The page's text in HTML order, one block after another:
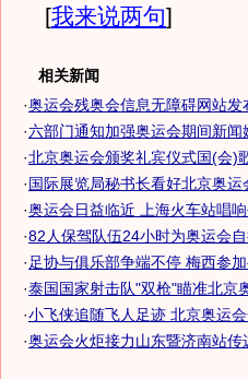
[我来说两句]
相关新闻
·奥运会残奥会信息无障碍网站发
·六部门通知加强奥运会期间新闻
·北京奥运会颁奖礼宾仪式国(会)
·国际展览局秘书长看好北京奥运
·奥运会日益临近 上海火车站唱响
·82人保驾队伍24小时为奥运会
· 足协与俱乐部争端不停 梅西参
·泰国国家射击队"双枪"瞄准北京
·小飞侠追随飞人足迹 北京奥运会
·奥运会火炬接力山东暨济南站传